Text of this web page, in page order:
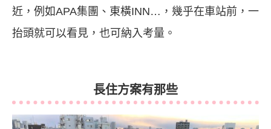
近，例如APA集團、東橫INN…，幾乎在車站前，一
抬頭就可以看見，也可納入考量。
長住方案有那些